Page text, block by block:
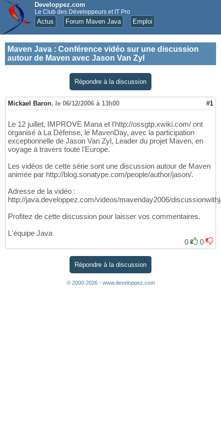
Developpez.com
Le Club des Développeurs et IT Pro
Actus Forum Maven Java Emploi
Maven Java : Conférence vidéo sur une discussion
autour de Maven avec Jason Van Zyl
Répondre à la discussion
Mickael Baron, le 06/12/2006 à 13h00 #1
Le 12 juillet, IMPROVE Mana et l'http://ossgtp.xwiki.com/ ont
organisé à La Défense, le MavenDay, avec la participation
exceptionnelle de Jason Van Zyl, Leader du projet Maven, en
voyage à travers toute l'Europe.
Les vidéos de cette série sont une discussion autour de Maven
animée par http://blog.sonatype.com/people/author/jason/.
Adresse de la vidéo :
http://java.developpez.com/videos/mavenday2006/
Profitez de cette discussion pour laisser vos commentaires.
L'équipe Java
0
0
Répondre à la discussion
© 2000-2026 - www.developpez.com